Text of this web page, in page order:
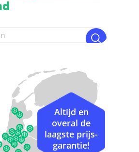
Altijd en
overal de
laagste prijs-
garantie!